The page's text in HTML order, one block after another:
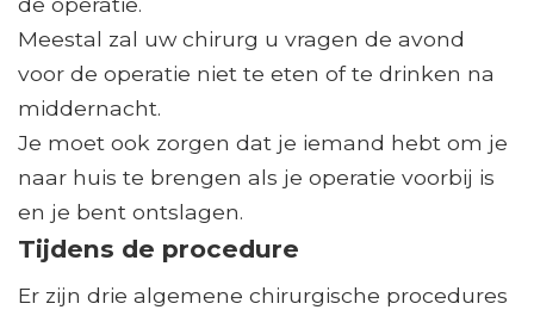
Meestal zal uw chirurg u vragen de avond
voor de operatie niet te eten of te drinken na
middernacht.
Je moet ook zorgen dat je iemand hebt om je
naar huis te brengen als je operatie voorbij is
en je bent ontslagen.
Tijdens de procedure
Er zijn drie algemene chirurgische procedures